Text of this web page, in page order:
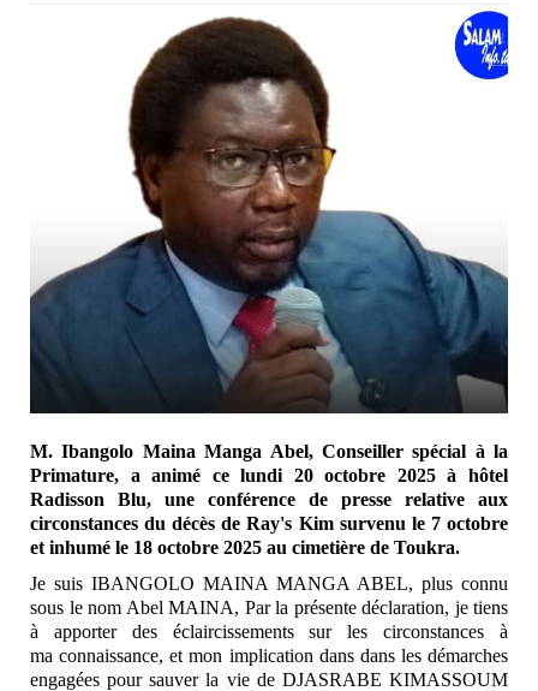
M. Ibangolo Maina Manga Abel, Conseiller spécial à la
Primature, a animé ce lundi 20 octobre 2025 à hôtel
Radisson Blu, une conférence de presse relative aux
circonstances du décès de Ray's Kim survenu le 7 octobre
et inhumé le 18 octobre 2025 au cimetière de Toukra.
Je suis IBANGOLO MAINA MANGA ABEL, plus connu
sous le nom Abel MAINA, Par la présente déclaration, je tiens
à apporter des éclaircissements sur les circonstances à
maconnaissance, et mon implication dans dans les démarches
engagées pour sauver la vie de DJASRABE KIMASSOUM